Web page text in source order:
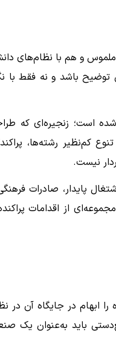
و هم با نظام‌های
باشد و نه فقط با
است؛ زنجیره‌ای که
کم‌نظیر رشته‌ها،
نیست.
پایدار، صادرات
از اقدامات
ابهام در جایگاه آن در
باید به‌عنوان یک